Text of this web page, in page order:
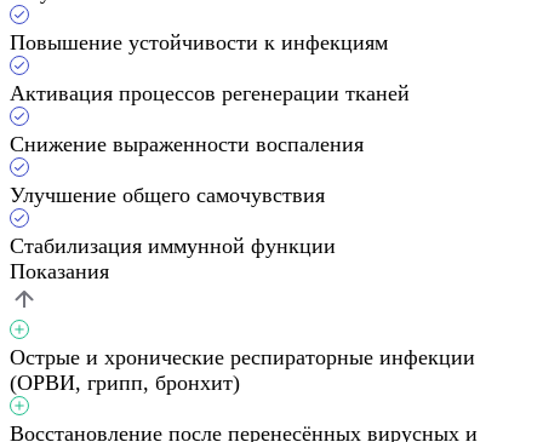
Повышение устойчивости к инфекциям
Активация процессов регенерации тканей
Снижение выраженности воспаления
Улучшение общего самочувствия
Стабилизация иммунной функции
Показания
Острые и хронические респираторные инфекции
(ОРВИ, грипп, бронхит)
Восстановление после перенесённых вирусных и